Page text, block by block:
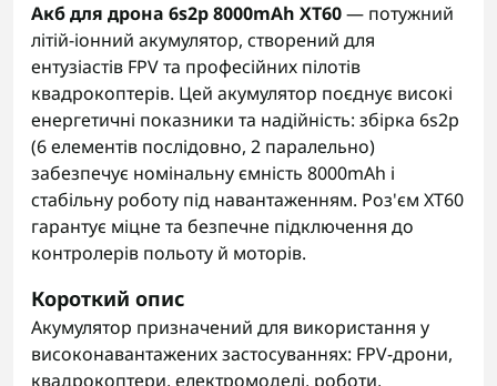
Акб для дрона 6s2p 8000mAh XT60— потужний
літій-іонний акумулятор, створений для
ентузіастів FPV та професійних пілотів
квадрокоптерів. Цей акумулятор поєднує високі
енергетичні показники та надійність: збірка 6s2p
(6 елементів послідовно, 2 паралельно)
забезпечує номінальну ємність 8000mAh і
стабільну роботу під навантаженням. Роз'єм XT60
гарантує міцне та безпечне підключення до
контролерів польоту й моторів.
Короткий опис
Акумулятор призначений для використання у
високонавантажених застосуваннях: FPV-дрони,
квадрокоптери, електромоделі, роботи,